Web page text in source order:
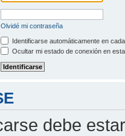
Olvidé mi contraseña
Identificarse automáticamente en
Ocultar mi estado de conexión en
debe